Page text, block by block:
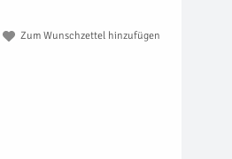
Zum Wunschzettel hinzufügen